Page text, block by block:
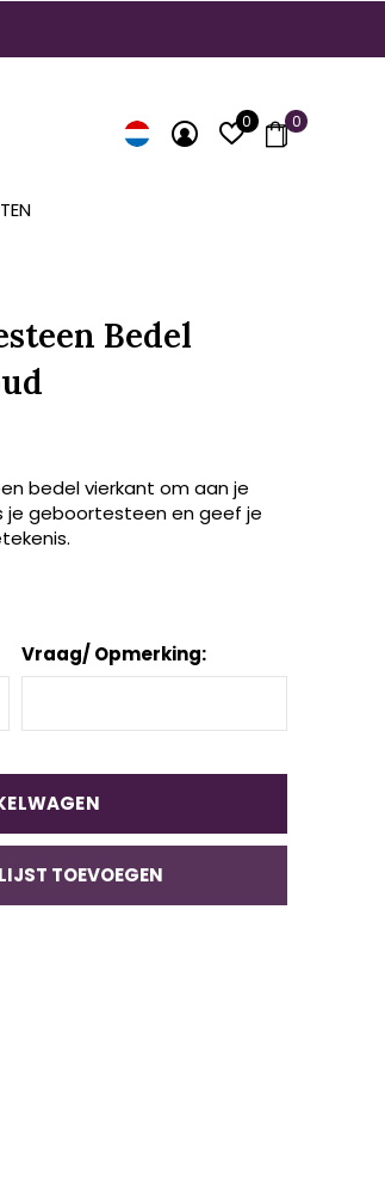
0 0
Bedel
bedel vierkant om aan je
je geboortesteen en geef je
Vraag/ Opmerking:
TOEVOEGEN